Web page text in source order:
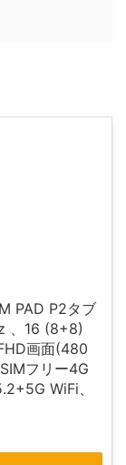
PAD P2タブ
、16 (8+8)
画面(480
フリー4G
WiFi、